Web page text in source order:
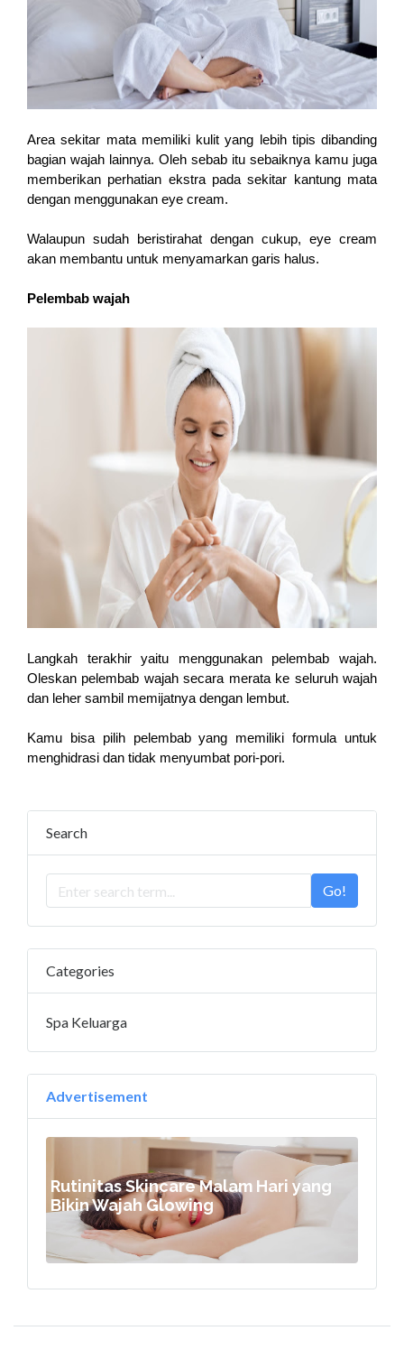
Area sekitar mata memiliki kulit yang lebih tipis dibanding
bagian wajah lainnya. Oleh sebab itu sebaiknya kamu juga
memberikan perhatian ekstra pada sekitar kantung mata
dengan menggunakan eye cream.
Walaupun sudah beristirahat dengan cukup, eye cream
akan membantu untuk menyamarkan garis halus.
Pelembab wajah
Langkah terakhir yaitu menggunakan pelembab wajah.
Oleskan pelembab wajah secara merata ke seluruh wajah
dan leher sambil memijatnya dengan lembut.
Kamu bisa pilih pelembab yang memiliki formula untuk
menghidrasi dan tidak menyumbat pori-pori.
Search
Go!
Categories
Spa Keluarga
Advertisement
Rutinitas Skincare Malam Hari yang
Bikin Wajah Glowing